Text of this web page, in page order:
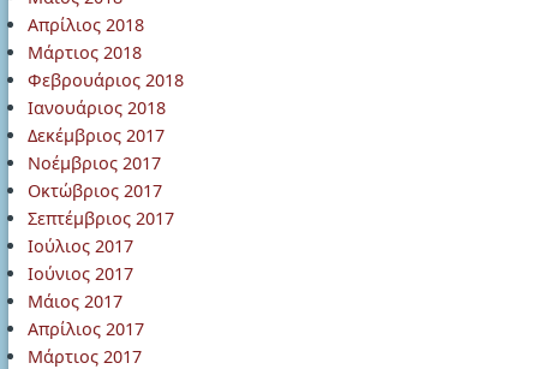
Απρίλιος 2018
Μάρτιος 2018
Φεβρουάριος 2018
Ιανουάριος 2018
Δεκέμβριος 2017
Νοέμβριος 2017
Οκτώβριος 2017
Σεπτέμβριος 2017
Ιούλιος 2017
Ιούνιος 2017
Μάιος 2017
Απρίλιος 2017
Μάρτιος 2017